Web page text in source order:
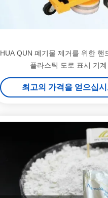
HUA QUN 폐기물 제거를 위한 핸
플라스틱 도로 표시 기계
최고의 가격을 얻으십